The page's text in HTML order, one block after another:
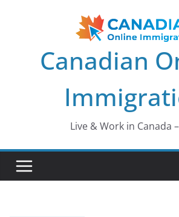
Canadian
Live & Work in Canada